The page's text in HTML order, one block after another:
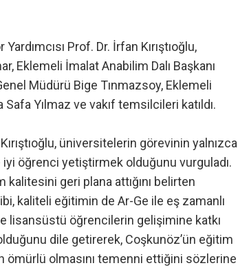
Prof. Dr. İrfan Kırıştıoğlu,
Eklemeli İmalat Anabilim Dalı Başkanı
Müdürü Bige Tınmazsoy, Eklemeli
Yılmaz ve vakıf temsilcileri katıldı.
üniversitelerin görevinin yalnızca
öğrenci yetiştirmek olduğunu vurguladı.
geri plana attığını belirten
kaliteli eğitimin de Ar-Ge ile eş zamanlı
lisansüstü öğrencilerin gelişimine katkı
dile getirerek, Coşkunöz’ün eğitim
ömürlü olmasını temenni ettiğini sözlerine